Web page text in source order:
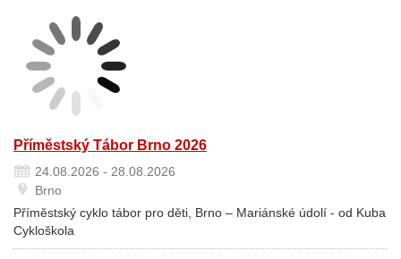
Příměstský Tábor Brno 2026
24.08.2026 - 28.08.2026
Brno
Příměstský cyklo tábor pro děti, Brno – Mariánské údolí - od Kuba
Cykloškola